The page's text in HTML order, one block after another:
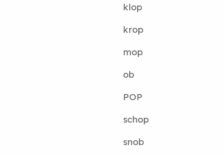
klop
krop
mop
ob
POP
schop
snob